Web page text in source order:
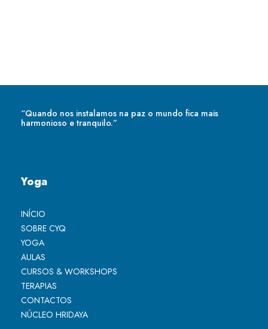
“Quando nos instalamos na paz o mundo fica mais
harmonioso e tranquilo.”
Yoga
INÍCIO
SOBRE CYQ
YOGA
AULAS
CURSOS & WORKSHOPS
TERAPIAS
CONTACTOS
NÚCLEO HRIDAYA